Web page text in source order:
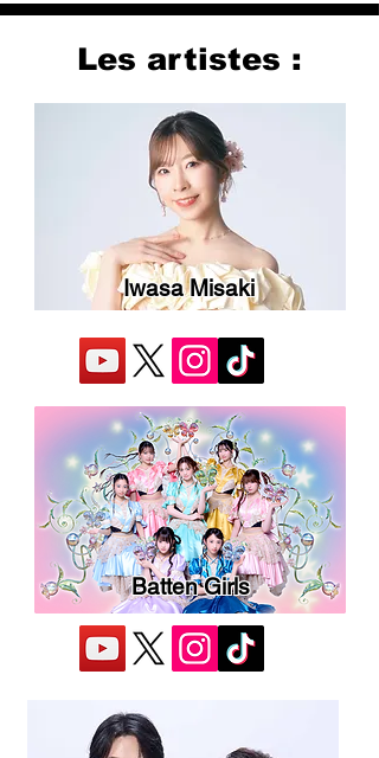
Les artistes :
Iwasa Misaki
Batten Girls